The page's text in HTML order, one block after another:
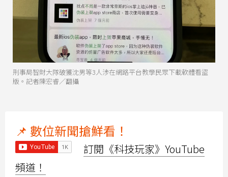
刑事局智財大隊破獲沈男等3人涉在網路平台教學民眾下載軟體看盜
版。記者陳宏睿／翻攝
📌 數位新聞搶鮮看！
訂閱《科技玩家》YouTube
頻道！